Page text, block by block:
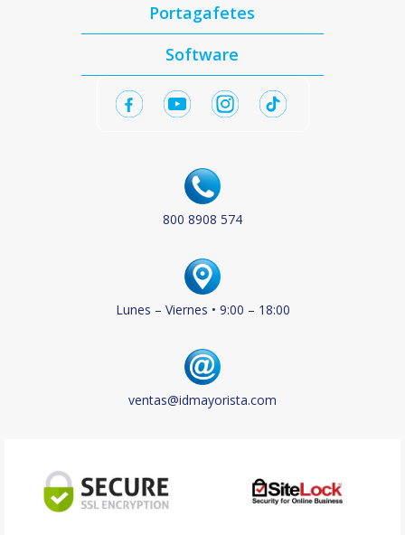
Portagafetes
Software
800 8908 574
Lunes – Viernes • 9:00 – 18:00
ventas@idmayorista.com